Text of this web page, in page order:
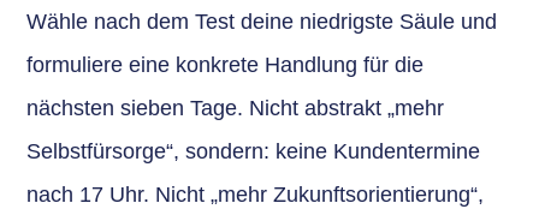
Wähle nach dem Test deine niedrigste Säule und
formuliere eine konkrete Handlung für die
nächsten sieben Tage. Nicht abstrakt „mehr
Selbstfürsorge“, sondern: keine Kundentermine
nach 17 Uhr. Nicht „mehr Zukunftsorientierung“,